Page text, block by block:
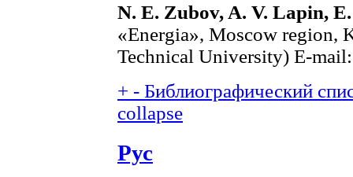
N. E. Zubov, A. V. Lapin,
«Energia», Moscow region,
Technical University) E-
+ - Библиографический
collapse
Рус